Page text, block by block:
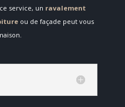
service, un ravalement
ou de façade peut vous